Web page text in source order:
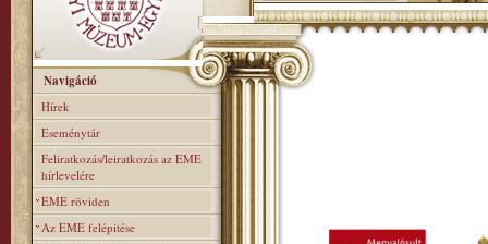
Navigáció
Hírek
Eseménytár
Feliratkozás/leiratkozás az EME
hírlevelére
EME röviden
Az EME felépitése